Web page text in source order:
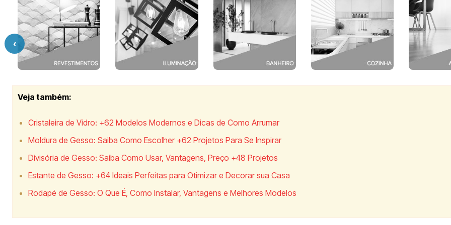
‹
Veja também:
Cristaleira de Vidro: +62 Modelos Modernos e Dicas de Como Arrumar
Moldura de Gesso: Saiba Como Escolher +62 Projetos Para Se Inspirar
Divisória de Gesso: Saiba Como Usar, Vantagens, Preço +48 Projetos
Estante de Gesso: +64 Ideais Perfeitas para Otimizar e Decorar sua Casa
Rodapé de Gesso: O Que É, Como Instalar, Vantagens e Melhores Modelos